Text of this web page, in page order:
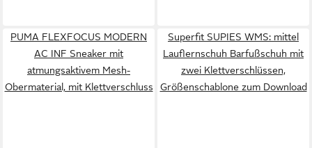
PUMA FLEXFOCUS MODERN
AC INF Sneaker mit
atmungsaktivem Mesh-
Obermaterial, mit Klettverschluss
Superfit SUPIES WMS: mittel
Lauflernschuh Barfußschuh mit
zwei Klettverschlüssen,
Größenschablone zum Download